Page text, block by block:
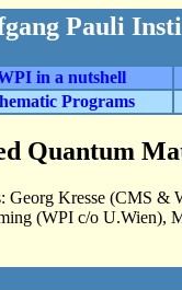
Pauli
in a nutshell
Programs
Quantum
Georg Kresse (CMS
(WPI c/o U.Wien),